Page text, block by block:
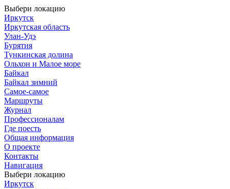
Выбери локацию
Иркутск
Иркутская область
Улан-Удэ
Бурятия
Тункинская долина
Ольхон и Малое море
Байкал
Байкал зимний
Самое-самое
Маршруты
Журнал
Профессионалам
Где поесть
Общая информация
О проекте
Контакты
Навигация
Выбери локацию
Иркутск